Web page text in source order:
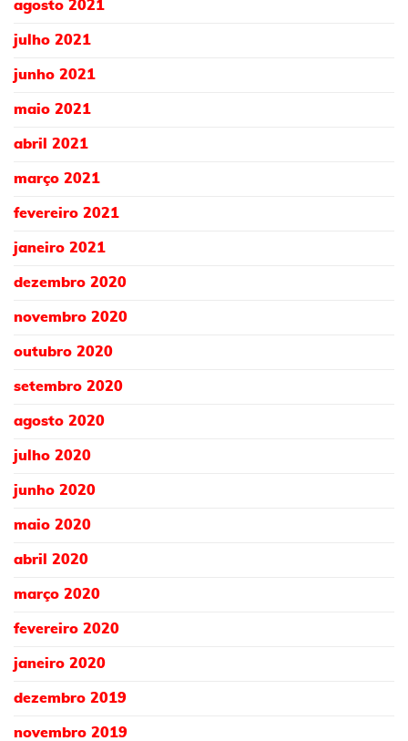
agosto 2021
julho 2021
junho 2021
maio 2021
abril 2021
março 2021
fevereiro 2021
janeiro 2021
dezembro 2020
novembro 2020
outubro 2020
setembro 2020
agosto 2020
julho 2020
junho 2020
maio 2020
abril 2020
março 2020
fevereiro 2020
janeiro 2020
dezembro 2019
novembro 2019